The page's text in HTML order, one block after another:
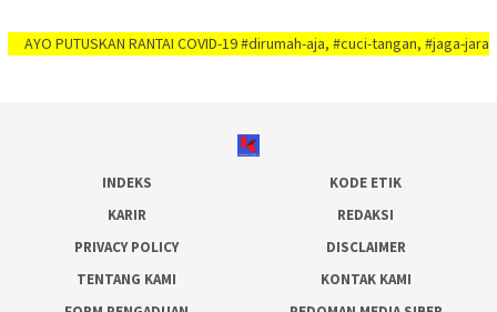
PUTUSKAN RANTAI COVID-19 #dirumah-aja, #cuci-tangan, #jaga-jarak,
INDEKS
KODE ETIK
KARIR
REDAKSI
PRIVACY POLICY
DISCLAIMER
TENTANG KAMI
KONTAK KAMI